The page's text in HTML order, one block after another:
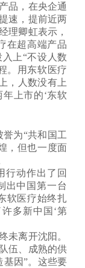
品，在央企通
速，提前近两
理卿虹表示，
在超高端产品
上“不设人数
。用东软医疗
，人数没有上
上市的‘东软
为“共和国工
，但也一度面
行动作出了回
出中国第一台
软医疗始终扎
多新中国‘第
未离开沈阳。
伍、成熟的供
基因”。这些要